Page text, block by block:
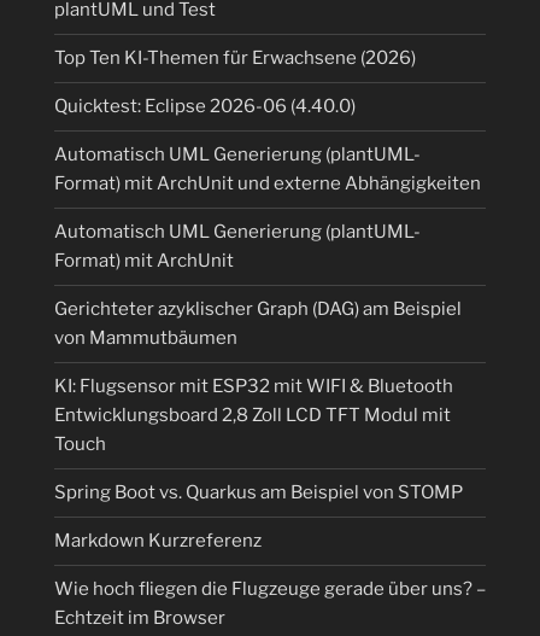
plantUML und Test
Top Ten KI-Themen für Erwachsene (2026)
Quicktest: Eclipse 2026-06 (4.40.0)
Automatisch UML Generierung (plantUML-
Format) mit ArchUnit und externe Abhängigkeiten
Automatisch UML Generierung (plantUML-
Format) mit ArchUnit
Gerichteter azyklischer Graph (DAG) am Beispiel
von Mammutbäumen
KI: Flugsensor mit ESP32 mit WIFI & Bluetooth
Entwicklungsboard 2,8 Zoll LCD TFT Modul mit
Touch
Spring Boot vs. Quarkus am Beispiel von STOMP
Markdown Kurzreferenz
Wie hoch fliegen die Flugzeuge gerade über uns? –
Echtzeit im Browser